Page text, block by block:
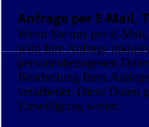
Anfrage per E-Mail,
Wenn Sie uns per E-
wird Ihre Anfrage
personenbezogenen
Bearbeitung Ihres
verarbeitet. Diese Daten
Einwilligung weiter.